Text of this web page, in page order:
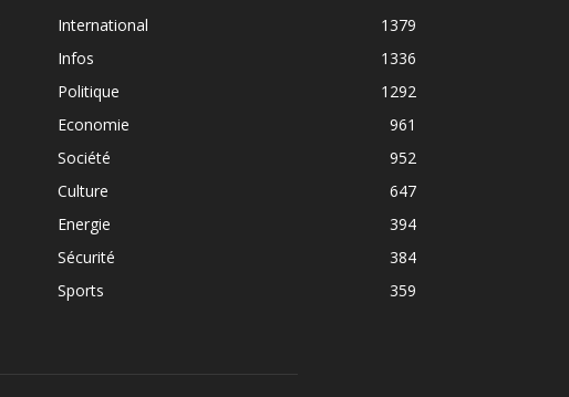
International
1379
Infos
1336
Politique
1292
Economie
961
Société
952
Culture
647
Energie
394
Sécurité
384
Sports
359